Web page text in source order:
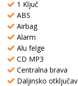
1 Ključ
ABS
Airbag
Alarm
Alu felge
CD MP3
Centralna brava
Daljinsko